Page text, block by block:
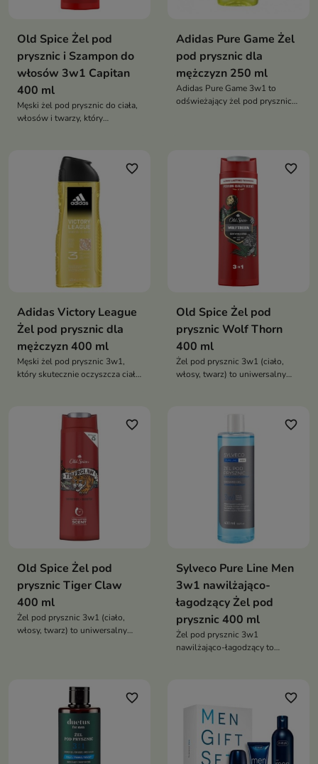
Old Spice Żel pod
prysznic i Szampon do
włosów 3w1 Capitan
400 ml
Męski żel pod prysznic do ciała,
włosów i twarzy, który
pozostawia energetyzujący,
męski zapach
Adidas Pure Game Żel
pod prysznic dla
mężczyzn 250 ml
Adidas Pure Game 3w1 to
odświeżający żel pod prysznic
favorite_border
Adidas Victory League
Żel pod prysznic dla
mężczyzn 400 ml
Męski żel pod prysznic 3w1,
który skutecznie oczyszcza ciało
męski zapach
favorite_border
Old Spice Żel pod
prysznic Wolf Thorn
400 ml
Żel pod prysznic 3w1 (ciało,
włosy, twarz) to uniwersalny
favorite_border
Old Spice Żel pod
prysznic Tiger Claw
400 ml
Żel pod prysznic 3w1 (ciało,
włosy, twarz) to uniwersalny
favorite_border
Sylveco Pure Line Men
3w1 nawilżająco-
łagodzący Żel pod
prysznic 400 ml
Żel pod prysznic 3w1
nawilżająco-łagodzący to
działaniem nawilżającym i
łagodzącym
favorite_border favorite_border